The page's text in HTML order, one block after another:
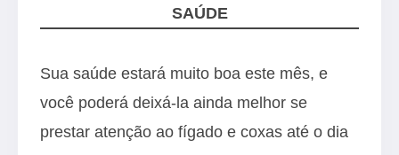
SAÚDE
Sua saúde estará muito boa este mês, e
você poderá deixá-la ainda melhor se
prestar atenção ao fígado e coxas até o dia